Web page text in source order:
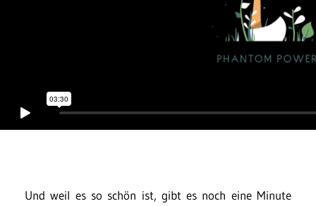
Und weil es so schön ist, gibt es noch eine Minute